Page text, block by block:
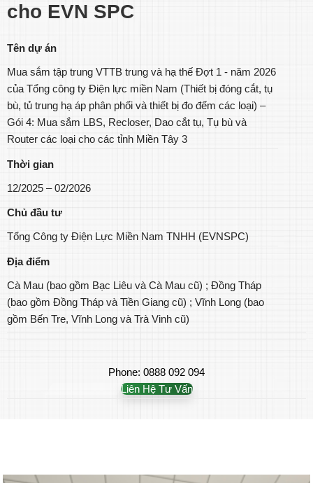
cho EVN SPC
Tên dự án
Mua sắm tập trung VTTB trung và hạ thế Đợt 1 - năm 2026
của Tổng công ty Điện lực miền Nam (Thiết bị đóng cắt, tụ
bù, tủ trung hạ áp phân phối và thiết bị đo đếm các loại) –
Gói 4: Mua sắm LBS, Recloser, Dao cắt tụ, Tụ bù và
Router các loại cho các tỉnh Miền Tây 3
Thời gian
12/2025 – 02/2026
Chủ đầu tư
Tổng Công ty Điện Lực Miền Nam TNHH (EVNSPC)
Địa điểm
Cà Mau (bao gồm Bạc Liêu và Cà Mau cũ) ; Đồng Tháp
(bao gồm Đồng Tháp và Tiền Giang cũ) ; Vĩnh Long (bao
gồm Bến Tre, Vĩnh Long và Trà Vinh cũ)
Phone: 0888 092 094
Liên Hệ Tư Vấn